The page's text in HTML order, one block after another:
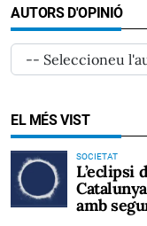
AUTORS D'OPINIÓ
EL MÉS VIST
SOCIETAT
L’eclipsi
amb